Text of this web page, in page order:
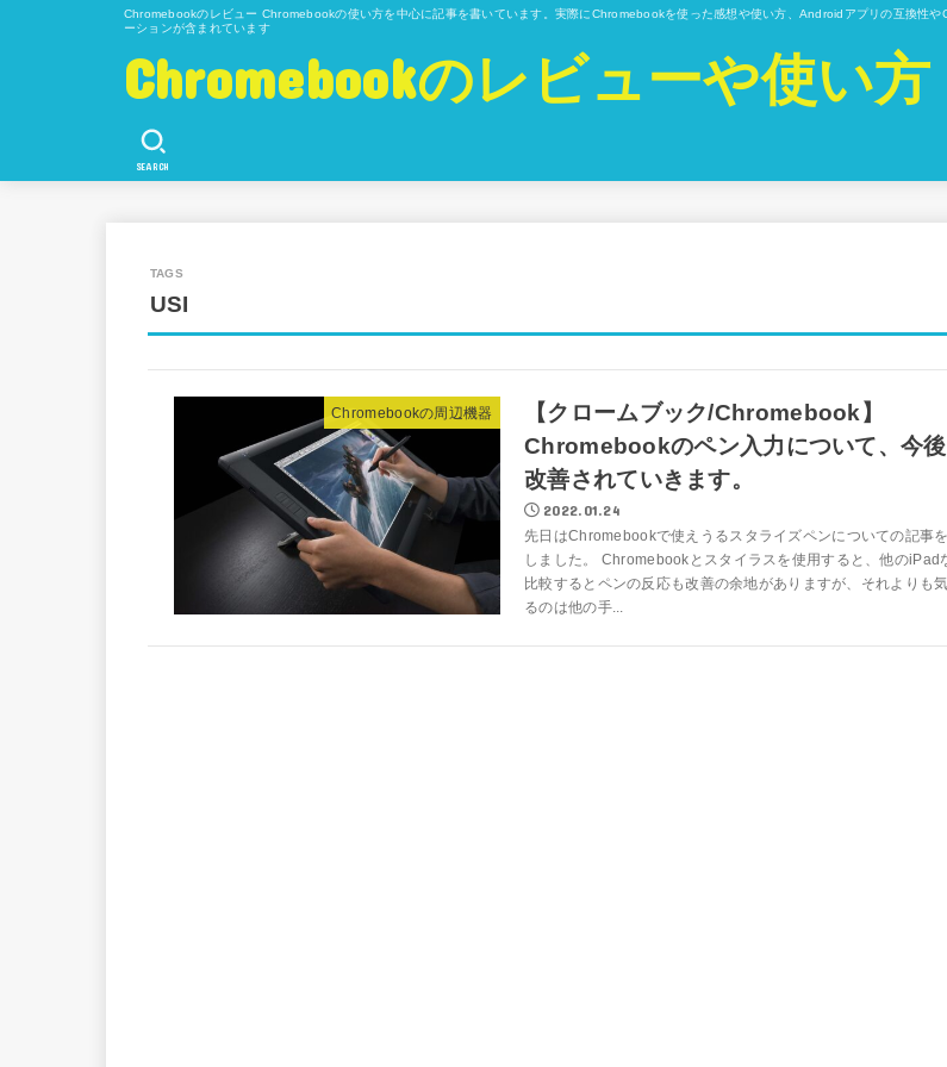
Chromebookのレビュー Chromebookの使い方を中心に記事を書いています。実際にChromebookを使った感想や使い方、Androidアプリの互換性
ーションが含まれています
Chromebookのレビューや使い方
SEARCH
USI
Chromebookの周辺機器
【クロームブック/Chromebook】
Chromebookのペン入力について、今
改善されていきます。
2022.01.24
先日はChromebookで使えうるスタライズペンについての記事
しました。 Chromebookとスタイラスを使用すると、他のiPad
比較するとペンの反応も改善の余地がありますが、それよりも
るのは他の手...